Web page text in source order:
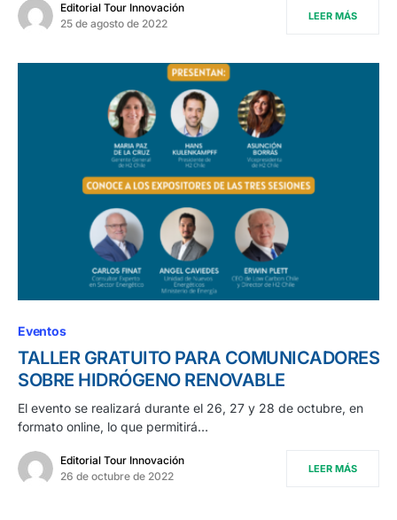
Editorial Tour Innovación
25 de agosto de 2022
LEER MÁS
Eventos
TALLER GRATUITO PARA COMUNICADORES
SOBRE HIDRÓGENO RENOVABLE
El evento se realizará durante el 26, 27 y 28 de octubre, en
formato online, lo que permitirá…
Editorial Tour Innovación
26 de octubre de 2022
LEER MÁS